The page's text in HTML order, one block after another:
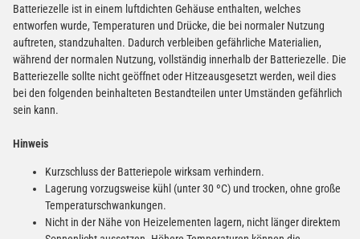
Batteriezelle ist in einem luftdichten Gehäuse enthalten, welches
entworfen wurde, Temperaturen und Drücke, die bei normaler Nutzung
auftreten, standzuhalten. Dadurch verbleiben gefährliche Materialien,
während der normalen Nutzung, vollständig innerhalb der Batteriezelle. Die
Batteriezelle sollte nicht geöffnet oder Hitzeausgesetzt werden, weil dies
bei den folgenden beinhalteten Bestandteilen unter Umständen gefährlich
sein kann.
Hinweis
Kurzschluss der Batteriepole wirksam verhindern.
Lagerung vorzugsweise kühl (unter 30 ºC) und trocken, ohne große
Temperaturschwankungen.
Nicht in der Nähe von Heizelementen lagern, nicht länger direktem